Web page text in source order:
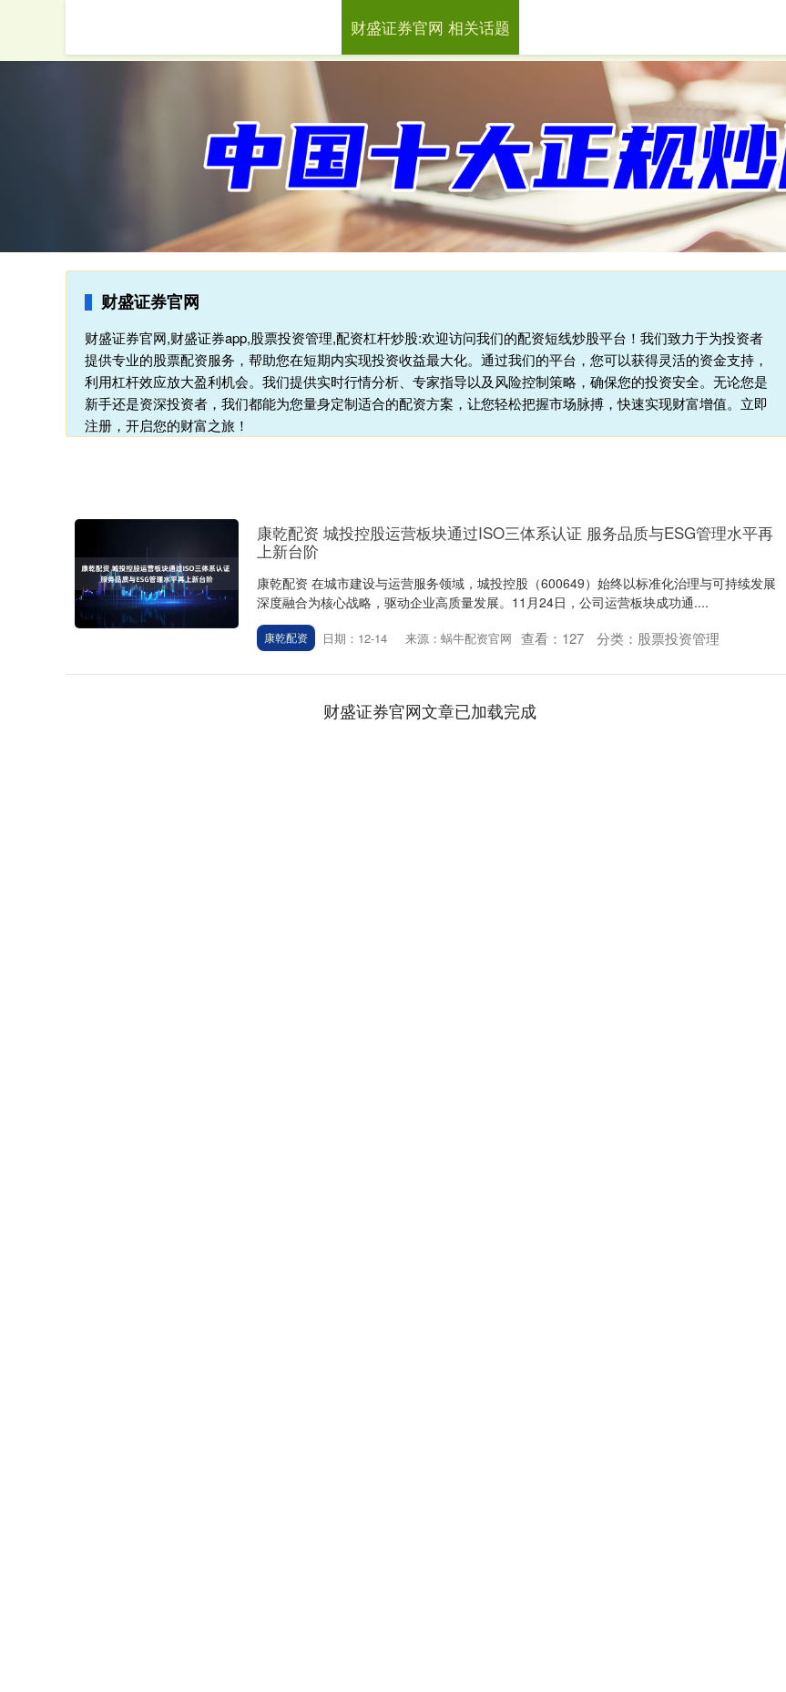
财盛证券官网
财盛证券官网
财盛证券官网,财盛证券app,股票投资管理,配资杠杆炒股:欢迎访问我们的配资短线炒股平台！我们致力于为投资者
提供专业的股票配资服务，帮助您在短期内实现投资收益最大化。通过我们的平台，您可以获得灵活的资金支持，
利用杠杆效应放大盈利机会。我们提供实时行情分析、专家指导以及风险控制策略，确保您的投资安全。无论您是
新手还是资深投资者，我们都能为您量身定制适合的配资方案，让您轻松把握市场脉搏，快速实现财富增值。立即
注册，开启您的财富之旅！
财盛证券官网 相关话题
康乾配资 城投控股运营板块通过ISO三体系认证 服务品质与ESG管理水平再
上新台阶
康乾配资 在城市建设与运营服务领域，城投控股（600649）始终以标准化治理与可持续发展
深度融合为核心战略，驱动企业高质量发展。11月24日，公司运营板块成功通....
康乾配资 日期：12-14 来源：蜗牛配资官网 查看： 127 分类： 股票投资管理
财盛证券官网文章已加载完成